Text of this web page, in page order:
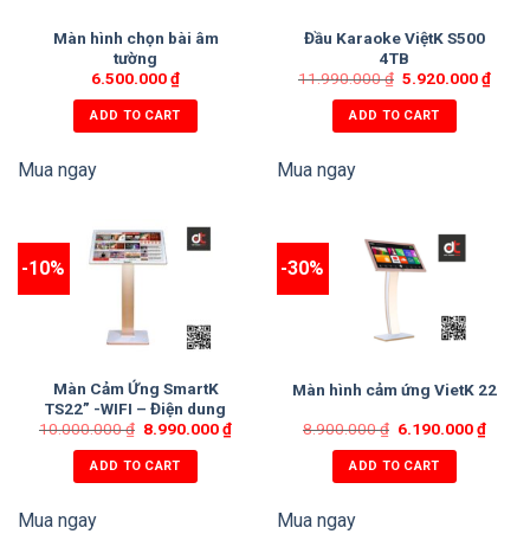
Màn hình chọn bài âm
tường
6.500.000₫
ADD TO CART
Mua ngay
Đầu Karaoke ViệtK S500
4TB
11.990.000₫ 5.920.000₫
ADD TO CART
Mua ngay
-10%
Màn Cảm Ứng SmartK
TS22” -WIFI – Điện dung
không dây
10.000.000₫ 8.990.000₫
ADD TO CART
Mua ngay
-30%
Màn hình cảm ứng VietK 22
8.900.000₫ 6.190.000₫
ADD TO CART
Mua ngay